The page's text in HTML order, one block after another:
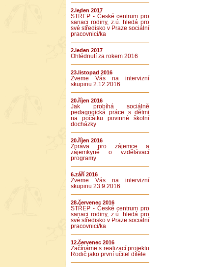
2.leden 2017
STŘEP - České centrum pro
sanaci rodiny, z.ú. hledá pro
své středisko v Praze sociální
pracovnici/ka
2.leden 2017
Ohlédnutí za rokem 2016
23.listopad 2016
Zveme Vás na intervizní
skupinu 2.12.2016
20.říjen 2016
Jak probíhá sociálně
pedagogická práce s dětmi
na počátku povinné školní
docházky
20.říjen 2016
Zpráva pro zájemce a
zájemkyně o vzdělávací
programy
6.září 2016
Zveme Vás na intervizní
skupinu 23.9.2016
28.červenec 2016
STŘEP - České centrum pro
sanaci rodiny, z.ú. hledá pro
své středisko v Praze sociální
pracovnici/ka
12.červenec 2016
Začínáme s realizací projektu
Rodič jako první učitel dítěte